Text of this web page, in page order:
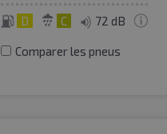
D C 72 dB
Comparer les pneus